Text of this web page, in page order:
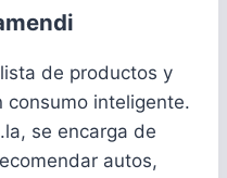
de productos y
consumo inteligente.
se encarga de
autos,